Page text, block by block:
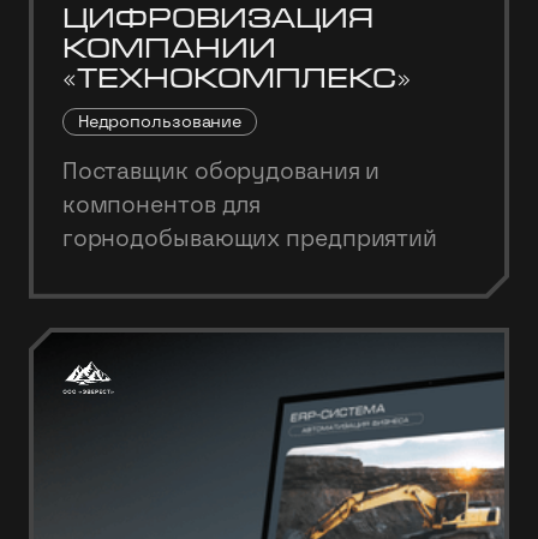
Цифровизация
компании
«Технокомплекс»
Недропользование
Поставщик оборудования и
компонентов для
горнодобывающих предприятий